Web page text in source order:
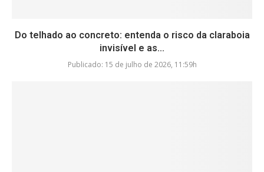
Do telhado ao concreto: entenda o risco da claraboia
invisível e as...
Publicado: 15 de julho de 2026, 11:59h